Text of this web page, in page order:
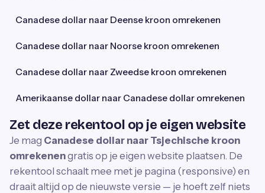
Canadese dollar naar Deense kroon omrekenen
Canadese dollar naar Noorse kroon omrekenen
Canadese dollar naar Zweedse kroon omrekenen
Amerikaanse dollar naar Canadese dollar omrekenen
Zet deze rekentool op je eigen website
Je mag Canadese dollar naar Tsjechische kroon
omrekenengratis op je eigen website plaatsen. De
rekentool schaalt mee met je pagina (responsive) en
draait altijd op de nieuwste versie — je hoeft zelf niets